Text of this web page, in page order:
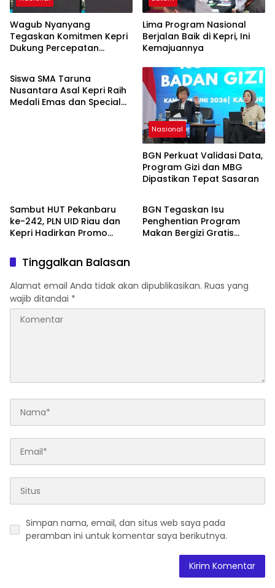
Wagub Nyanyang
Tegaskan Komitmen Kepri
Dukung Percepatan
Lima Program Nasional
Berjalan Baik di Kepri, Ini
Kemajuannya
Nasional
Siswa SMA Taruna
Nusantara Asal Kepri Raih
Medali Emas dan Special
Nasional
BGN Perkuat Validasi Data,
Program Gizi dan MBG
Dipastikan Tepat Sasaran
Sambut HUT Pekanbaru
ke-242, PLN UID Riau dan
Kepri Hadirkan Promo
Persen
Nasional
BGN Tegaskan Isu
Penghentian Program
Makan Bergizi Gratis
Tinggalkan Balasan
Alamat email Anda tidak akan dipublikasikan. Ruas yang
wajib ditandai *
Simpan nama, email, dan situs web saya pada
peramban ini untuk komentar saya berikutnya.